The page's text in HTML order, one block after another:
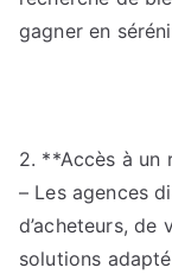
gagner en
2. **Accès à un
– Les agences
d’acheteurs,
solutions